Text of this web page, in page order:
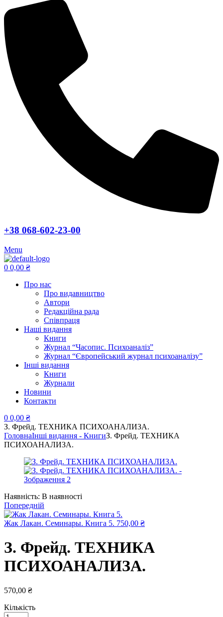
+38 068-602-23-00
Menu
0 0,00 ₴
Про нас
Про видавництво
Автори
Редакційна рада
Співпраця
Наші видання
Книги
Журнал “Часопис. Психоаналіз”
Журнал “Європейський журнал психоаналізу”
Інші видання
Книги
Журнали
Новини
Контакти
0 0,00 ₴
З. Фрейд. ТЕХНИКА ПСИХОАНАЛИЗА.
ГоловнаІнші видання - КнигиЗ. Фрейд. ТЕХНИКА
ПСИХОАНАЛИЗА.
Наявність: В наявності
Попередній
Жак Лакан. Семинары. Книга 5. 750,00 ₴
З. Фрейд. ТЕХНИКА
ПСИХОАНАЛИЗА.
570,00 ₴
Кількість